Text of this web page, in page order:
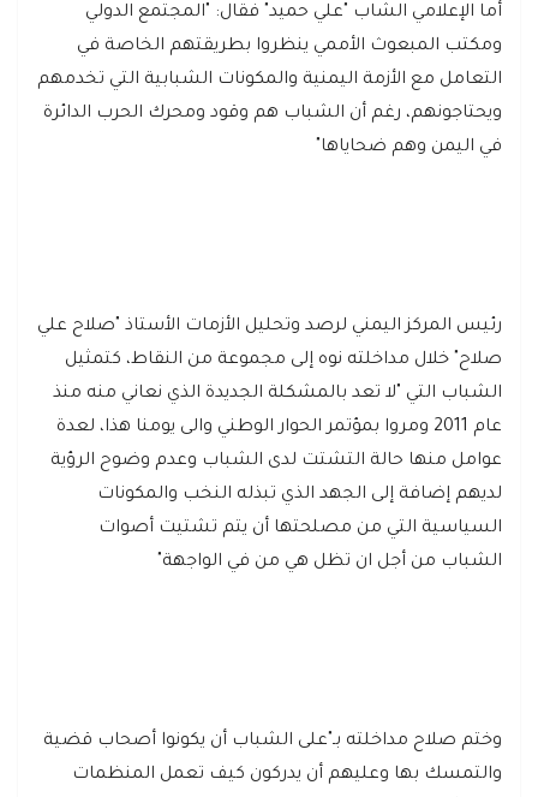
أما الإعلامي الشاب "علي حميد" فقال: "المجتمع الدولي
ومكتب المبعوث الأممي ينظروا بطريقتهم الخاصة في
التعامل مع الأزمة اليمنية والمكونات الشبابية التي تخدمهم
ويحتاجونهم، رغم أن الشباب هم وقود ومحرك الحرب الدائرة
في اليمن وهم ضحاياها"
رئيس المركز اليمني لرصد وتحليل الأزمات الأستاذ "صلاح علي
صلاح" خلال مداخلته نوه إلى مجموعة من النقاط، كتمثيل
الشباب التي "لا تعد بالمشكلة الجديدة الذي نعاني منه منذ
عام 2011 ومروا بمؤتمر الحوار الوطني والى يومنا هذا، لعدة
عوامل منها حالة التشتت لدى الشباب وعدم وضوح الرؤية
لديهم إضافة إلى الجهد الذي تبذله النخب والمكونات
السياسية التي من مصلحتها أن يتم تشتيت أصوات
الشباب من أجل ان تظل هي من في الواجهة"
وختم صلاح مداخلته بـ"على الشباب أن يكونوا أصحاب قضية
والتمسك بها وعليهم أن يدركون كيف تعمل المنظمات